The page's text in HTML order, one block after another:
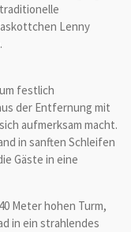
Lenny
festlich
der Entfernung mit
aufmerksam macht.
in sanften Schleifen
Gäste in eine
Meter hohen Turm,
in ein strahlendes